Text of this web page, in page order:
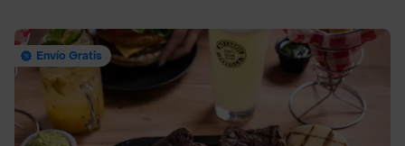
Envío Gratis